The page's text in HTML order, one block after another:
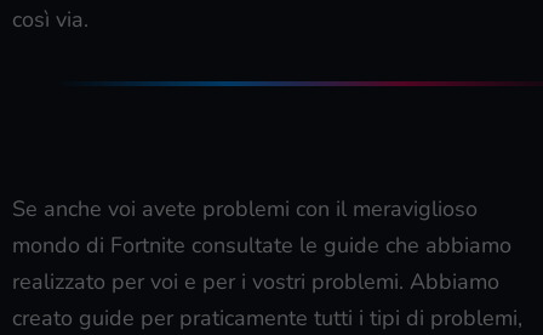
così via.
Se anche voi avete problemi con il meraviglioso
mondo di Fortnite consultate le guide che abbiamo
realizzato per voi e per i vostri problemi. Abbiamo
creato guide per praticamente tutti i tipi di problemi,